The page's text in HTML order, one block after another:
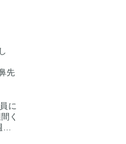
先
に
く
間